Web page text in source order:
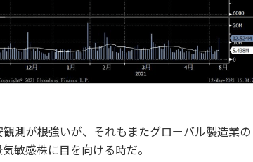
測が根強いが、それもまたグローバル製造業の
敏感株に目を向ける時だ。